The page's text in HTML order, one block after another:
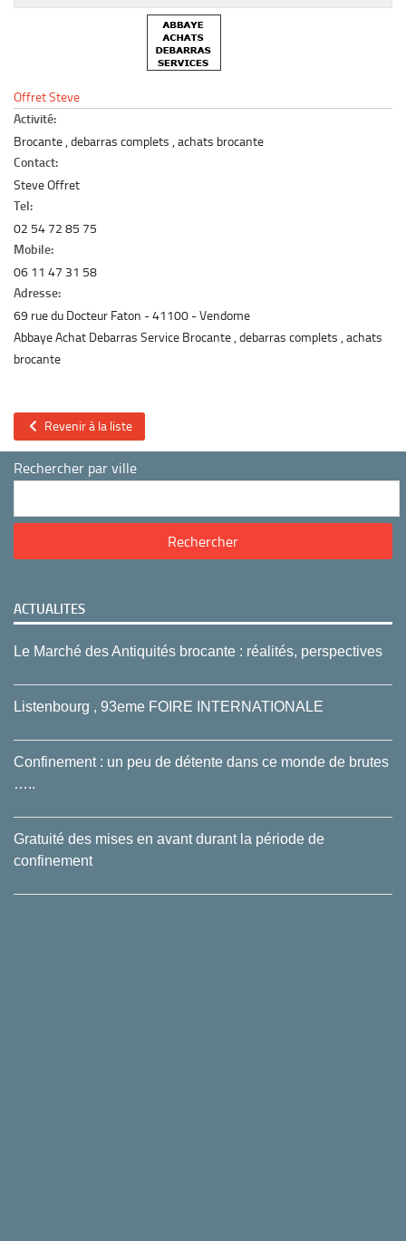
Le marché du mobilier d’occasion
Offret Steve
Activité:
Brocante , debarras complets , achats brocante
Contact:
Steve Offret
Tel:
02 54 72 85 75
Mobile:
06 11 47 31 58
Adresse:
69 rue du Docteur Faton 41100
Vendome
Abbaye Achat Debarras Service Brocante , debarras complets , achats
brocante
Revenir à la liste
Rechercher par ville
ACTUALITES
Le Marché des Antiquités brocante : réalités, perspectives
Listenbourg , 93eme FOIRE INTERNATIONALE
Confinement : un peu de détente dans ce monde de brutes
…..
Gratuité des mises en avant durant la période de
confinement